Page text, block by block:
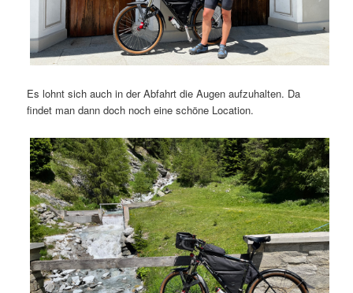
Es lohnt sich auch in der Abfahrt die Augen aufzuhalten. Da
findet man dann doch noch eine schöne Location.